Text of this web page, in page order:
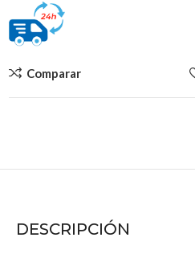
Comparar
DESCRIPCIÓN